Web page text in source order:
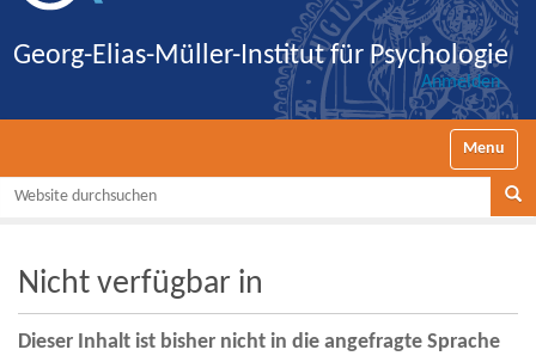
Georg-Elias-Müller-Institut für Psychologie
Anmelden
Website durchsuchen
Nicht verfügbar in
Dieser Inhalt ist bisher nicht in die angefragte Sprache